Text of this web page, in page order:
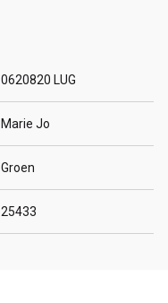
0620820 LUG
Marie Jo
Groen
25433